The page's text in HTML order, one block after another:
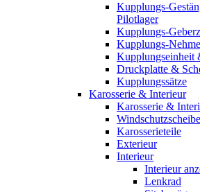
Kupplungs-
Pilotlager
Kupplungs-
Kupplungs-
Kupplungseinheit
Druckplatte &
Kupplungssätze
Karosserie & Interieur
Karosserie &
Karosserieteile
Exterieur
Interieur
Interieur
Lenkrad